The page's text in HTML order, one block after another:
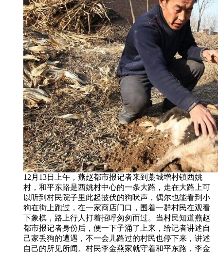
12月13日上午，燕赵都市报记者来到藁城增村镇西姚
村，和平东路是西姚村中心的一条大路，走在大路上可
以听到村民院子里此起披伏的狗吠声，偶尔也能看到小
狗在街上跑过，在一家商店门口，围着一群村民在观看
下象棋，路上行人打着招呼匆匆而过。当村民知道燕赵
都市报记者身份后，便一下子涌了上来，给记者讲述自
己家丢狗的遭遇，不一会儿路过的村民也停下来，讲述
自己的所见所闻。村民李金燕家就守着和平东路，李金